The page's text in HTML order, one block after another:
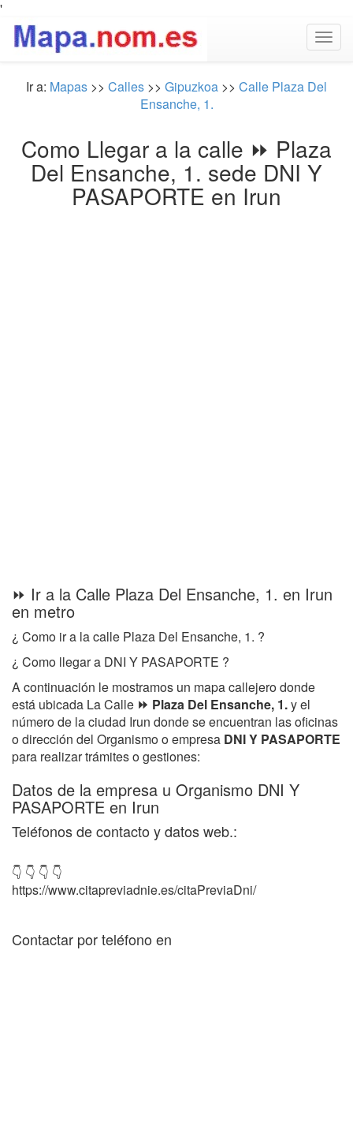
'
Ir a: Mapas >> Calles >> Gipuzkoa >> Calle Plaza Del
Ensanche, 1.
Como Llegar a la calle ⏩ Plaza
Del Ensanche, 1. sede DNI Y
PASAPORTE en Irun
⏩ Ir a la Calle Plaza Del Ensanche, 1. en Irun
en metro
¿ Como ir a la calle Plaza Del Ensanche, 1. ?
¿ Como llegar a DNI Y PASAPORTE ?
A continuación le mostramos un mapa callejero donde
está ubicada La Calle ⏩ Plaza Del Ensanche, 1.y el
número de la ciudad Irun donde se encuentran las oficinas
o dirección del Organismo o empresa DNI Y PASAPORTE
para realizar trámites o gestiones:
Datos de la empresa u Organismo DNI Y
PASAPORTE en Irun
Teléfonos de contacto y datos web.:
👇 👇 👇 👇
https://www.citapreviadnie.es/citaPreviaDni/
Contactar por teléfono en